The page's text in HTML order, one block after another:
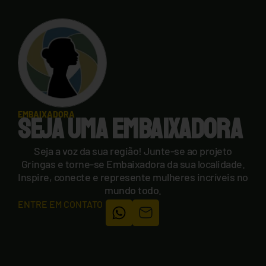
EMBAIXADORA
SEJA UMA EMBAIXADORA
Seja a voz da sua região! Junte-se ao projeto
Gringas e torne-se Embaixadora da sua localidade.
Inspire, conecte e represente mulheres incríveis no
mundo todo.
ENTRE EM CONTATO